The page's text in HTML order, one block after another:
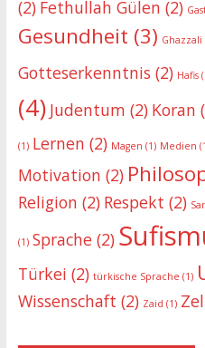
(2) Fethullah Gülen (2)
Gesundheit (3) Ghazzali
Gotteserkenntnis (2) Hafis
(4) Judentum (2) Koran
(1) Lernen (2) Magen (1) Medien
Motivation (2)
Religion (2) Respekt (2)
(1) Sprache(2)
Türkei (2) türkische Sprache (1)
Wissenschaft (2) Zaid (1)